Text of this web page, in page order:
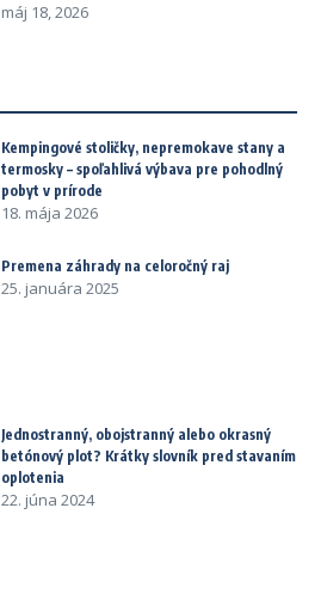
máj 18, 2026
Kempingové stoličky, nepremokave stany a
termosky – spoľahlivá výbava pre pohodlný
pobyt v prírode
18. mája 2026
Premena záhrady na celoročný raj
25. januára 2025
Jednostranný, obojstranný alebo okrasný
betónový plot? Krátky slovník pred stavaním
oplotenia
22. júna 2024